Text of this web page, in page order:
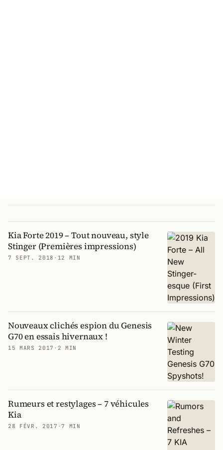
Kia Forte 2019 – Tout nouveau, style
Stinger (Premières impressions)
7 SEPT. 2018 · 12 MIN
Nouveaux clichés espion du Genesis
G70 en essais hivernaux !
15 MARS 2017 · 2 MIN
Rumeurs et restylages – 7 véhicules
Kia
28 FÉVR. 2017 · 7 MIN